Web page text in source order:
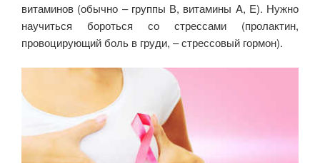
витаминов (обычно – группы В, витамины A, E). Нужно
научиться бороться со стрессами (пролактин,
провоцирующий боль в груди, – стрессовый гормон).